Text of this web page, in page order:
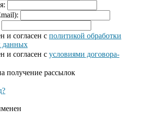
и согласен с политикой обработки
данных
и согласен с условиями договора-
получение рассылок